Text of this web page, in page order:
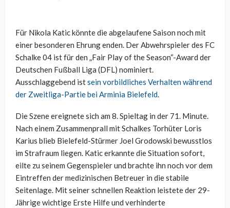
Für Nikola Katic könnte die abgelaufene Saison noch mit
einer besonderen Ehrung enden. Der Abwehrspieler des FC
Schalke 04 ist für den „Fair Play of the Season“-Award der
Deutschen Fußball Liga (DFL) nominiert.
Ausschlaggebend istsein vorbildliches Verhalten während
der Zweitliga-Partie bei Arminia Bielefeld.
Die Szene ereignete sich am 8. Spieltag in der 71. Minute.
Nach einem Zusammenprall mit Schalkes Torhüter Loris
Karius blieb Bielefeld-Stürmer Joel Grodowski bewusstlos
im Strafraum liegen. Katic erkannte die Situation sofort,
eilte zu seinem Gegenspieler und brachte ihn noch vor dem
Eintreffen der medizinischen Betreuer in die stabile
Seitenlage. Mit seiner schnellen Reaktion leistete der 29-
Jährige wichtige Erste Hilfe und verhinderte